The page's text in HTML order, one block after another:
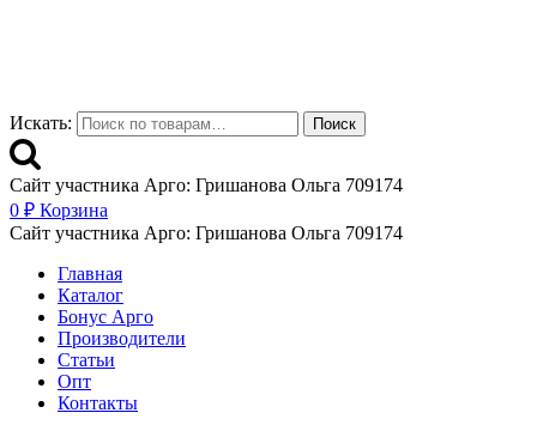
Искать: Поиск
Сайт участника Арго: Гришанова Ольга 709174
0 ₽ Корзина
Сайт участника Арго: Гришанова Ольга 709174
Главная
Каталог
Бонус Арго
Производители
Статьи
Опт
Контакты